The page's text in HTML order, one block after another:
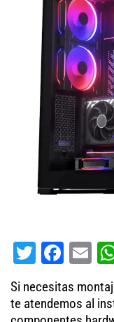
T
tt
Fa
bo
E
ail
Si necesitas
te atendemos al